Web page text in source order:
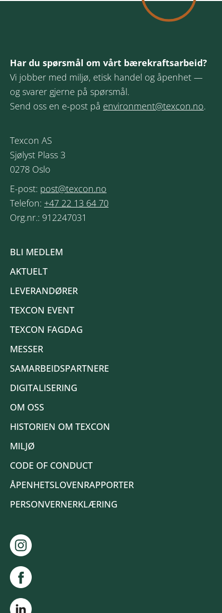
Har du spørsmål om vårt bærekraftsarbeid?
Vi jobber med miljø, etisk handel og åpenhet —
og svarer gjerne på spørsmål.
Send oss en e-post på environment@texcon.no.
Texcon AS
Sjølyst Plass 3
0278 Oslo
E-post: post@texcon.no
Telefon: +47 22 13 64 70
Org.nr.: 912247031
BLI MEDLEM
AKTUELT
LEVERANDØRER
TEXCON EVENT
TEXCON FAGDAG
MESSER
SAMARBEIDSPARTNERE
DIGITALISERING
OM OSS
HISTORIEN OM TEXCON
MILJØ
CODE OF CONDUCT
ÅPENHETSLOVENRAPPORTER
PERSONVERNERKLÆRING